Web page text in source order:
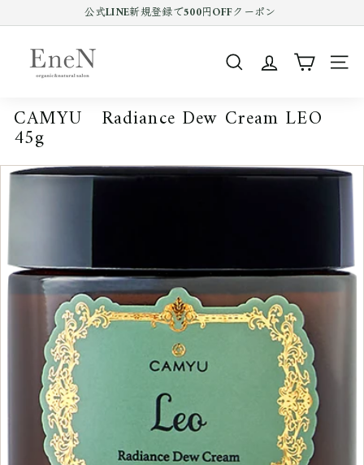
ン
る
Pause
公式LINE新規登録で500円OFFクーポン
N
o
n
l
s
h
o
SEARCH
CAMYU Radiance Dew Cream LEO
45g